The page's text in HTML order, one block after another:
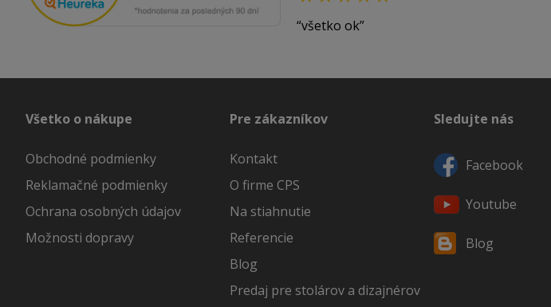
všetko ok
Všetko o nákupe
Obchodné podmienky
Reklamačné podmienky
Ochrana osobných údajov
Možnosti dopravy
Pre zákazníkov
Kontakt
O firme CPS
Na stiahnutie
Referencie
Blog
Predaj pre stolárov a dizajnérov
Sledujte nás
Facebook
Youtube
Blog